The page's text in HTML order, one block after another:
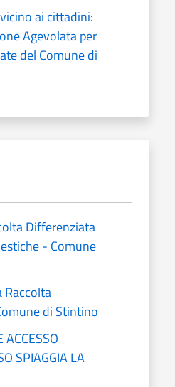
ai cittadini:
Agevolata per
del Comune di
Differenziata
- Comune
Raccolta
di Stintino
ACCESSO
SPIAGGIA LA